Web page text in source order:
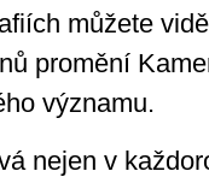
můžete
promění
významu.
nejen v